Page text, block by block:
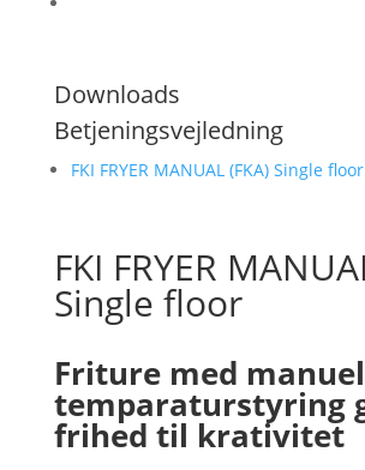
Downloads
Betjeningsvejledning
FKI FRYER MANUAL (FKA) Single floor
FKI FRYER
Single floor
Friture med manuel
temparaturstyring
frihed til krativitet